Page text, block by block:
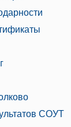
СОУТ